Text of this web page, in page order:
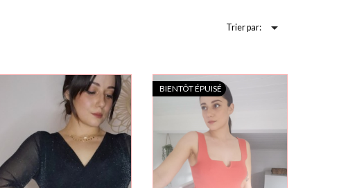
Trier par: 
BIENTÔT ÉPUISÉ